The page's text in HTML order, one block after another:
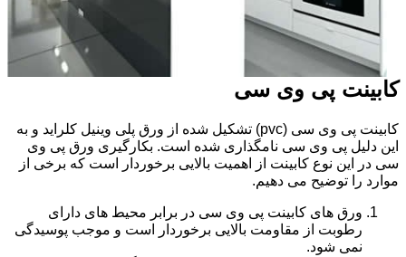
کابینت پی وی سی
کابینت پی وی سی (pvc) تشکیل شده از ورق پلی وینیل کلراید و به
این دلیل پی وی سی نامگذاری شده است. بکارگیری ورق پی وی
سی در این نوع کابینت از اهمیت بالایی برخوردار است که برخی از
موارد را توضیح می دهیم.
ورق های کابینت پی وی سی در برابر محیط های دارای
رطوبت از مقاومت بالایی برخوردار است و موجب پوسیدگی
نمی شود.